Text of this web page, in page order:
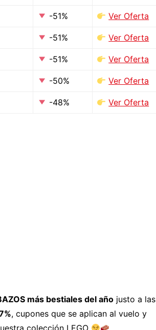
-51% Ver Oferta
-51% Ver Oferta
-51% Ver Oferta
-50% Ver Oferta
-48% Ver Oferta
más bestiales del año justo a las
, cupones que se aplican al vuelo y
colección LEGO